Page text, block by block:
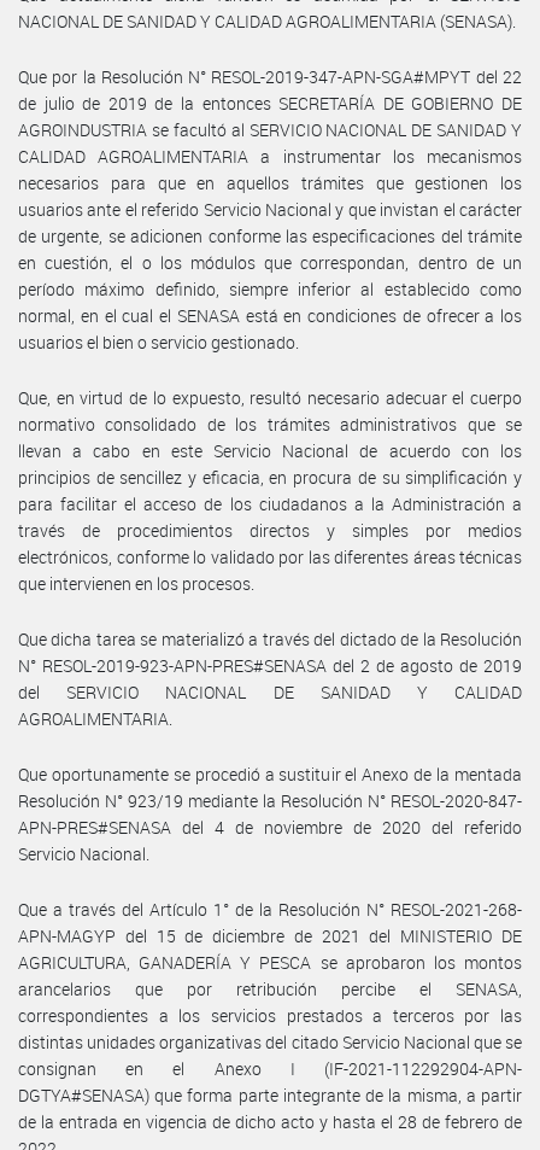
NACIONAL DE SANIDAD Y CALIDAD AGROALIMENTARIA (SENASA).
Que por la Resolución N° RESOL-2019-347-APN-SGA#MPYT del 22
de julio de 2019 de la entonces SECRETARÍA DE GOBIERNO DE
AGROINDUSTRIA se facultó al SERVICIO NACIONAL DE SANIDAD Y
CALIDAD AGROALIMENTARIA a instrumentar los mecanismos
necesarios para que en aquellos trámites que gestionen los
usuarios ante el referido Servicio Nacional y que invistan el carácter
de urgente, se adicionen conforme las especificaciones del trámite
en cuestión, el o los módulos que correspondan, dentro de un
período máximo definido, siempre inferior al establecido como
normal, en el cual el SENASA está en condiciones de ofrecer a los
usuarios el bien o servicio gestionado.
Que, en virtud de lo expuesto, resultó necesario adecuar el cuerpo
normativo consolidado de los trámites administrativos que se
llevan a cabo en este Servicio Nacional de acuerdo con los
principios de sencillez y eficacia, en procura de su simplificación y
para facilitar el acceso de los ciudadanos a la Administración a
través de procedimientos directos y simples por medios
electrónicos, conforme lo validado por las diferentes áreas técnicas
que intervienen en los procesos.
Que dicha tarea se materializó a través del dictado de la Resolución
N° RESOL-2019-923-APN-PRES#SENASA del 2 de agosto de 2019
del SERVICIO NACIONAL DE SANIDAD Y CALIDAD
AGROALIMENTARIA.
Que oportunamente se procedió a sustituir el Anexo de la mentada
Resolución N° 923/19 mediante la Resolución N° RESOL-2020-847-
APN-PRES#SENASA del 4 de noviembre de 2020 del referido
Servicio Nacional.
Que a través del Artículo 1° de la Resolución N° RESOL-2021-268-
APN-MAGYP del 15 de diciembre de 2021 del MINISTERIO DE
AGRICULTURA, GANADERÍA Y PESCA se aprobaron los montos
arancelarios que por retribución percibe el SENASA,
correspondientes a los servicios prestados a terceros por las
distintas unidades organizativas del citado Servicio Nacional que se
consignan en el Anexo I (IF-2021-112292904-APN-
DGTYA#SENASA) que forma parte integrante de la misma, a partir
de la entrada en vigencia de dicho acto y hasta el 28 de febrero de